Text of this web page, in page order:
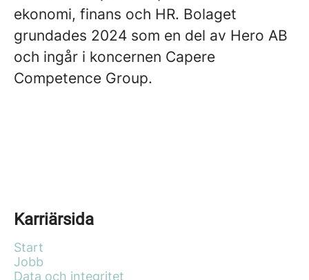
ekonomi, finans och HR. Bolaget
grundades 2024 som en del av Hero AB
och ingår i koncernen Capere
Competence Group.
Karriärsida
Start
Jobb
Data och integritet